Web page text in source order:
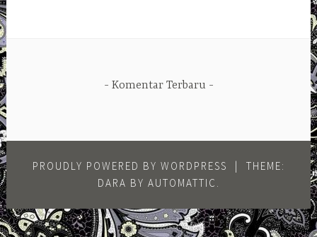
Komentar Terbaru
PROUDLY POWERED BY WORDPRESS |
THEME:
DARA BY AUTOMATTIC